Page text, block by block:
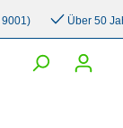
Über 50 Jahre